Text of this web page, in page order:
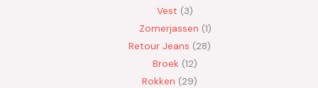
Vest
3
Zomerjassen 1
Retour Jeans
28
Broek 12
Rokken
29